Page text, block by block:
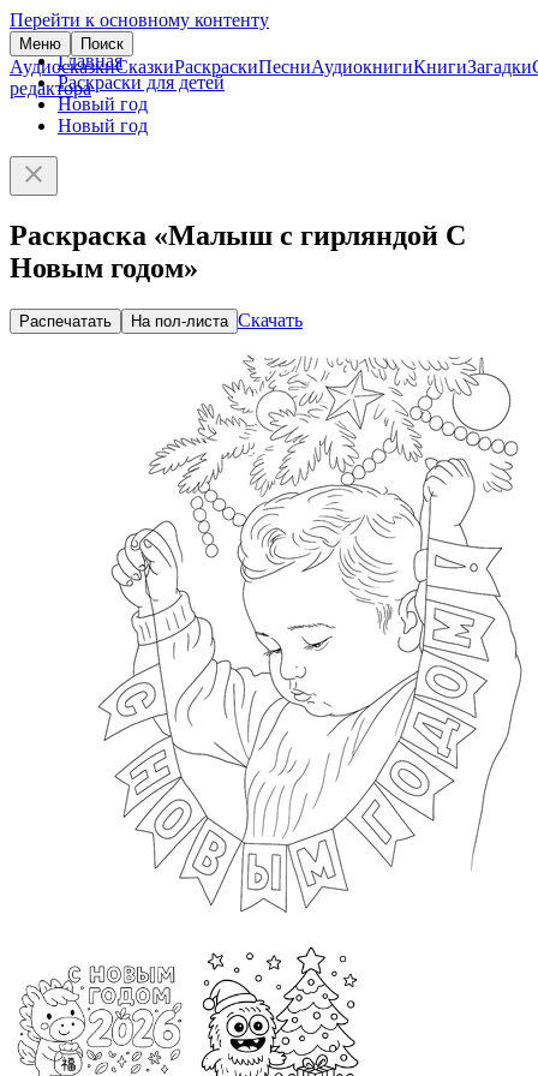
Перейти к основному контенту
Меню Поиск
АудиосказкиСказкиРаскраскиПесниАудиокнигиКнигиЗагадки
редактора
Главная
Раскраски для детей
Новый год
Новый год
Раскраска «Малыш с гирляндой С
Новым годом»
Распечатать На пол-листа Скачать